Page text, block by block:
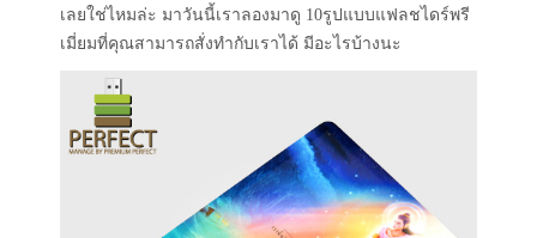
เลยใช่ไหมล่ะ มาวันนี้เราลองมาดู 10รูปแบบแฟลชไดร์พรี
เมี่ยมที่คุณสามารถสั่งทำกับเราได้ มีอะไรบ้างนะ